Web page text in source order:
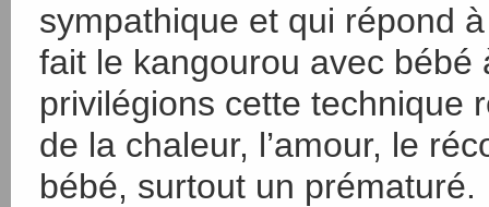
sympathique et qui répond
fait le kangourou avec
privilégions cette technique
de la chaleur, l’amour, le
bébé, surtout un prématuré.